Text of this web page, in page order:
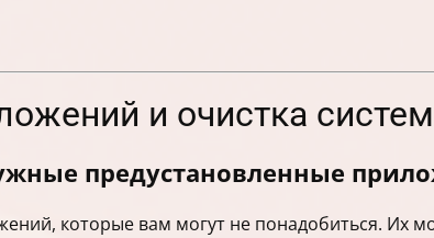
и очистка
предустановленные
которые вам могут не понадобиться. Их